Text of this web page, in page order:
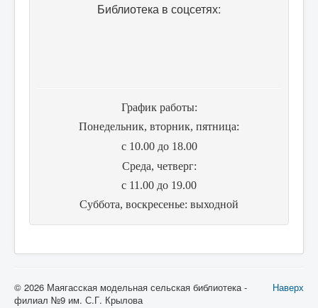
Библиотека в соцсетях:
График работы:
Понедельник, вторник, пятница:
с 10.00 до 18.00
Cреда, четверг:
с 11.00 до 19.00
Суббота, воскресенье: выходной
Наверх
© 2026 Маягасская модельная сельская библиотека -
филиал №9 им. С.Г. Крылова